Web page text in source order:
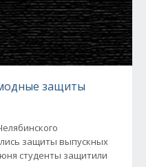
защиты
защиты выпускных
студенты защитили